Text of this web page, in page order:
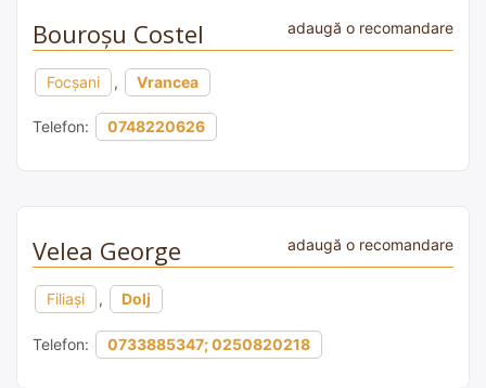
Bouroșu Costel adaugă o recomandare
Focșani , Vrancea
Telefon: 0748220626
Velea George adaugă o recomandare
Filiași , Dolj
Telefon: 0733885347; 0250820218